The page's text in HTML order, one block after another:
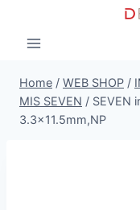
content
Home / WEB SHOP /
MIS SEVEN / SEVEN
3.3×11.5mm,NP